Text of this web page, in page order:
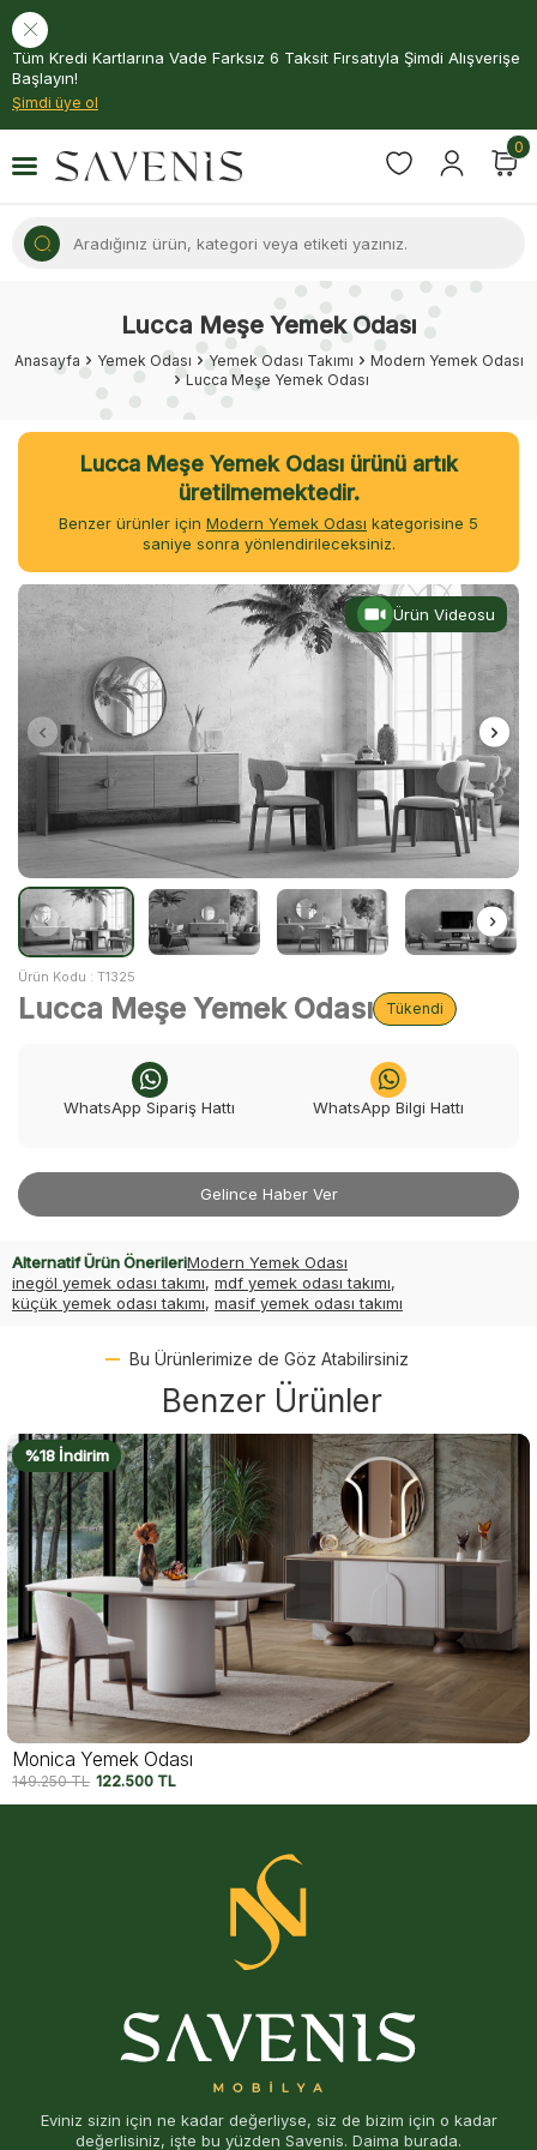
Tüm Kredi Kartlarına Vade Farksız 6 Taksit Fırsatıyla Şimdi Alışverişe
Başlayın!
Şimdi üye ol
0
Lucca Meşe Yemek Odası
Anasayfa Yemek Odası Yemek Odası Takımı
Modern Yemek Odası
Lucca Meşe Yemek Odası
Lucca Meşe Yemek Odası ürünü artık
üretilmemektedir.
Benzer ürünler için Modern Yemek Odası kategorisine 4
saniye sonra yönlendirileceksiniz.
Ürün Videosu
Ürün Kodu : T1325
Lucca Meşe Yemek Odası Tükendi
WhatsApp Sipariş Hattı WhatsApp Bilgi Hattı
Gelince Haber Ver
Alternatif Ürün ÖnerileriModern Yemek Odası
inegöl yemek odası takımı, mdf yemek odası takımı,
küçük yemek odası takımı, masif yemek odası takımı
Bu Ürünlerimize de Göz Atabilirsiniz
Benzer Ürünler
%18 İndirim
Monica Yemek Odası
149.250TL 122.500 TL
Eviniz sizin için ne kadar değerliyse, siz de bizim için o kadar
değerlisiniz, işte bu yüzden Savenis. Daima burada.